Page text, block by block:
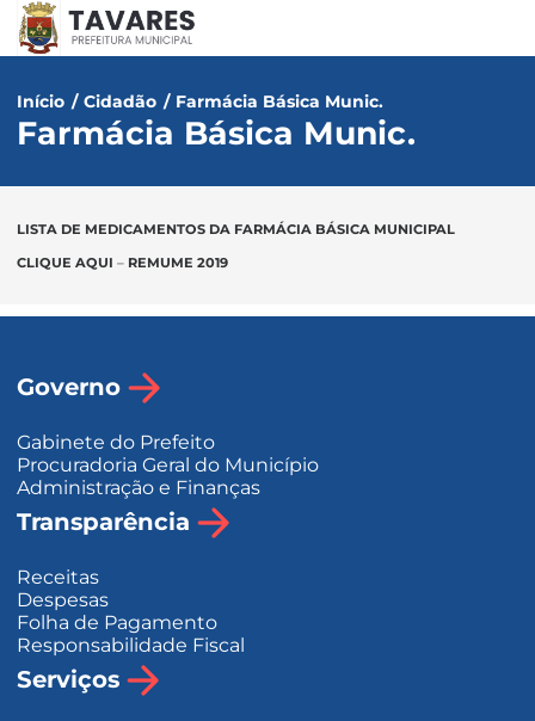
Início / Cidadão / Farmácia Básica Munic.
Farmácia Básica Munic.
LISTA DE MEDICAMENTOS DA FARMÁCIA BÁSICA MUNICIPAL
CLIQUE AQUI– REMUME 2019
Governo
Gabinete do Prefeito
Procuradoria Geral do Município
Administração e Finanças
Transparência
Receitas
Despesas
Folha de Pagamento
Responsabilidade Fiscal
Serviços